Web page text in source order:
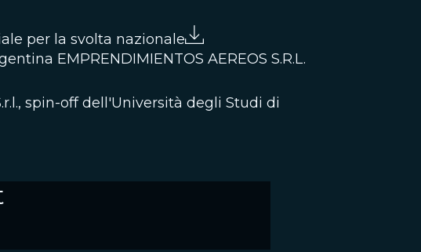
per la svolta nazionale
EMPRENDIMIENTOS AEREOS S.R.L.
spin-off dell'Università degli Studi di